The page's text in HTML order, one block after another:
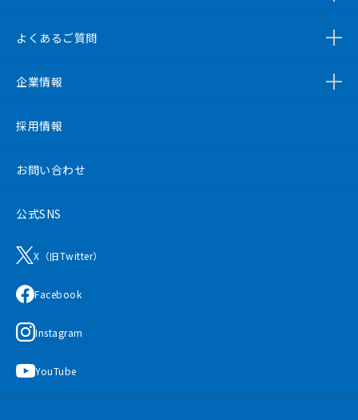
よくあるご質問
企業情報
採用情報
お問い合わせ
公式SNS
X（旧Twitter）
Facebook
Instagram
YouTube